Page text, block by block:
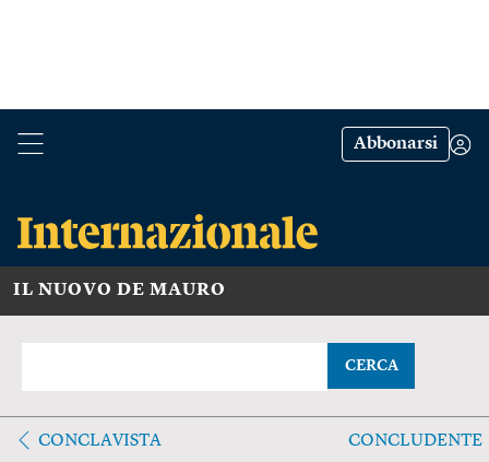
Abbonarsi
IL NUOVO DE MAURO
CERCA
CONCLAVISTA CONCLUDENTE